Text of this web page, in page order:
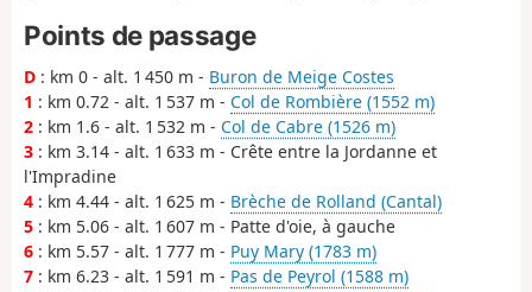
Points de passage
D : km 0 - alt. 1 450 m - Buron de Meige Costes
1 : km 0.72 - alt. 1 537 m - Col de Rombière (1552 m)
2 : km 1.6 - alt. 1 532 m - Col de Cabre (1526 m)
3 : km 3.14 - alt. 1 633 m - Crête entre la Jordanne et
l'Impradine
4 : km 4.44 - alt. 1 625 m - Brèche de Rolland (Cantal)
5 : km 5.06 - alt. 1 607 m - Patte d'oie, à gauche
6 : km 5.57 - alt. 1 777 m - Puy Mary (1783 m)
7 : km 6.23 - alt. 1 591 m - Pas de Peyrol (1588 m)